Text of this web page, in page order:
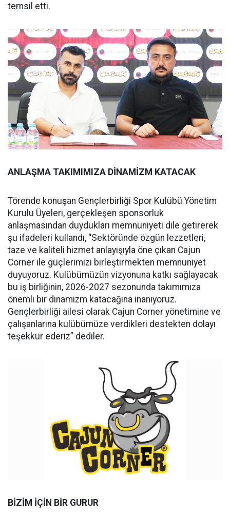
temsil etti.
ANLAŞMA TAKIMIMIZA DİNAMİZM KATACAK
Törende konuşan Gençlerbirliği Spor Kulübü Yönetim
Kurulu Üyeleri, gerçekleşen sponsorluk
anlaşmasından duydukları memnuniyeti dile getirerek
şu ifadeleri kullandı, “Sektöründe özgün lezzetleri,
taze ve kaliteli hizmet anlayışıyla öne çıkan Cajun
Corner ile güçlerimizi birleştirmekten memnuniyet
duyuyoruz. Kulübümüzün vizyonuna katkı sağlayacak
bu iş birliğinin, 2026-2027 sezonunda takımımıza
önemli bir dinamizm katacağına inanıyoruz.
Gençlerbirliği ailesi olarak Cajun Corner yönetimine ve
çalışanlarına kulübümüze verdikleri destekten dolayı
teşekkür ederiz” dediler.
BİZİM İÇİN BİR GURUR